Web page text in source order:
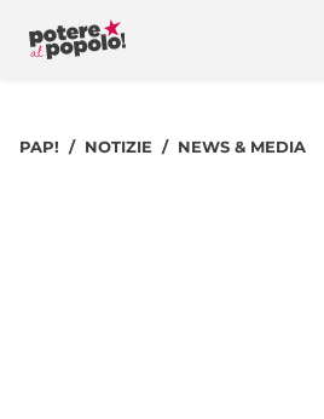
PAP! NOTIZIE NEWS & MEDIA